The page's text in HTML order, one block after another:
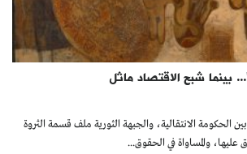
بينما شبح الاقتصاد ماثل
الحكومة الانتقالية، والجبهة الثورية ملف قسمة الثروة
والمساواة في الحقوق...